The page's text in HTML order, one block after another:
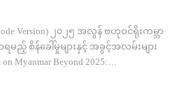
Version) ၂၀၂၅ အလွန် ဗဟုဝင်ရိုးကမ္ဘာ
ည့် စိန်ခေါ်မှုများနှင့် အခွင့်အလမ်းများ
Myanmar Beyond 2025:…